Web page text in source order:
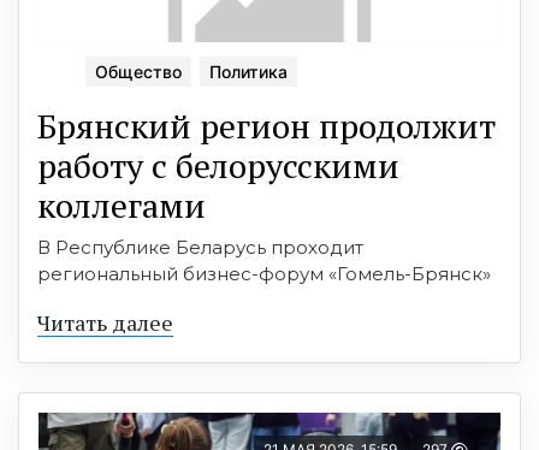
Общество Политика
Брянский регион продолжит
работу с белорусскими
коллегами
В Республике Беларусь проходит
региональный бизнес-форум «Гомель-Брянск»
Читать далее